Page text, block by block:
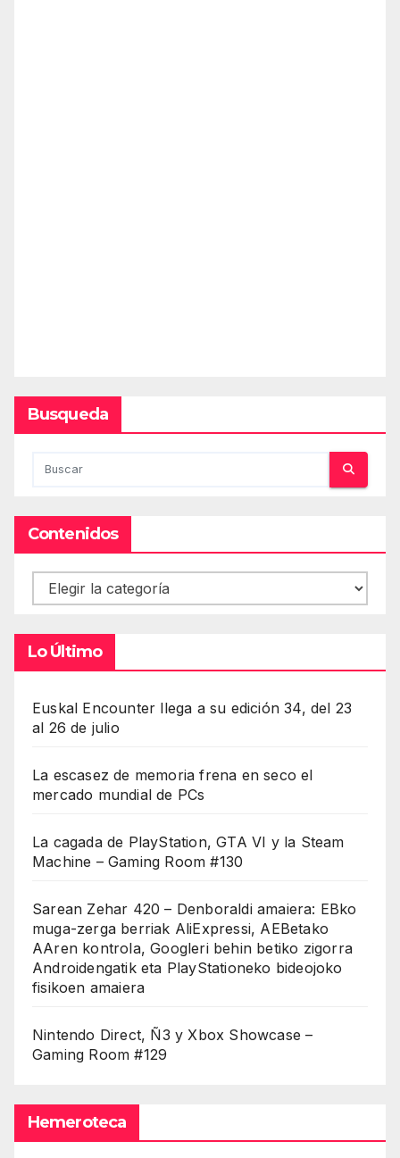
Busqueda
Contenidos
Contenidos
Lo Último
Euskal Encounter llega a su edición 34, del 23
al 26 de julio
La escasez de memoria frena en seco el
mercado mundial de PCs
La cagada de PlayStation, GTA VI y la Steam
Machine – Gaming Room #130
Sarean Zehar 420 – Denboraldi amaiera: EBko
muga-zerga berriak AliExpressi, AEBetako
AAren kontrola, Googleri behin betiko zigorra
Androidengatik eta PlayStationeko bideojoko
fisikoen amaiera
Nintendo Direct, Ñ3 y Xbox Showcase –
Gaming Room #129
Hemeroteca